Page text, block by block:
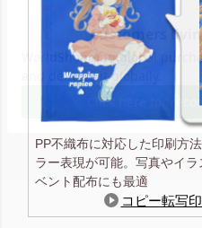
PP不織布に対応した印刷方
ラー表現が可能。写真やイ
ベント配布にも最適
コピー転写